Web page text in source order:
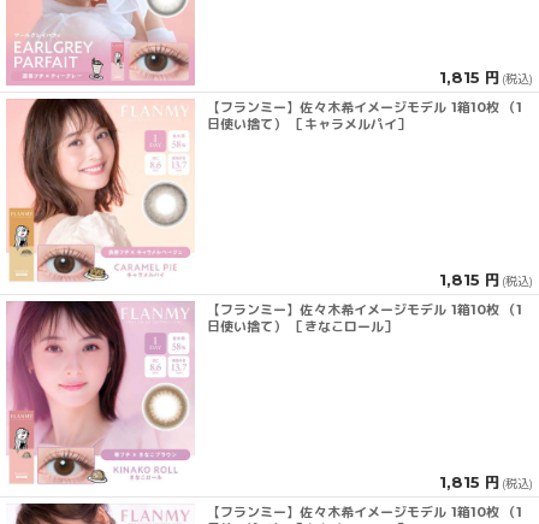
1,815 円 (税込)
【フランミー】佐々木希イメージモデル 1箱10枚 （1
日使い捨て） ［キャラメルパイ］
1,815 円 (税込)
【フランミー】佐々木希イメージモデル 1箱10枚 （1
日使い捨て） ［きなこロール］
1,815 円 (税込)
【フランミー】佐々木希イメージモデル 1箱10枚 （1